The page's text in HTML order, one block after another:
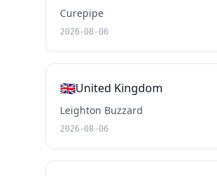
Curepipe
2026-08-06
🇬🇧United Kingdom
Leighton Buzzard
2026-08-06